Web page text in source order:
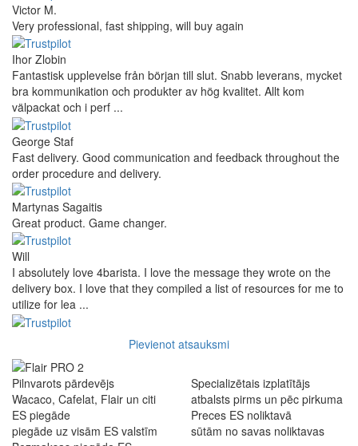
Victor M.
Very professional, fast shipping, will buy again
Ihor Zlobin
Fantastisk upplevelse från början till slut. Snabb leverans, mycket
bra kommunikation och produkter av hög kvalitet. Allt kom
välpackat och i perf ...
George Staf
Fast delivery. Good communication and feedback throughout the
order procedure and delivery.
Martynas Sagaitis
Great product. Game changer.
Will
I absolutely love 4barista. I love the message they wrote on the
delivery box. I love that they compiled a list of resources for me to
utilize for lea ...
Pievienot atsauksmi
Pilnvarots pārdevējs
Wacaco, Cafelat, Flair un citi
Specializētais izplatītājs
atbalsts pirms un pēc pirkuma
ES piegāde
piegāde uz visām ES valstīm
Preces ES noliktavā
sūtām no savas noliktavas